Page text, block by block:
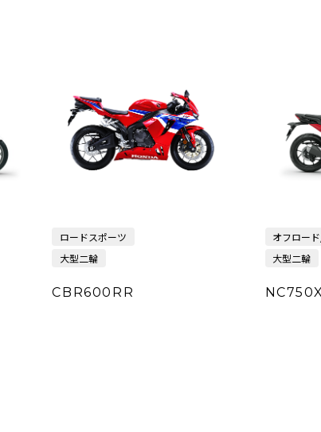
ロードスポーツ
大型二輪
CBR600RR
オフロー
大型二輪